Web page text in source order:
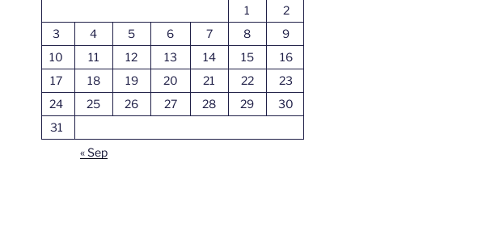
1
2
3
4 5 6 7 8
9
10
11 12 13 14 15
16
17
18 19 20 21 22
23
24
25 26 27 28 29
30
31
« Sep